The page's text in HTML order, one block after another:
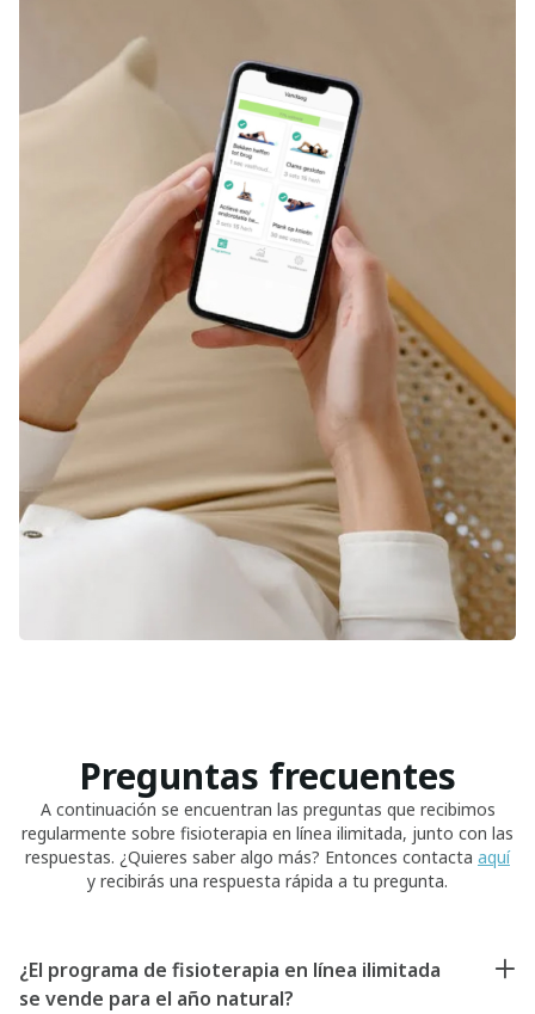
Preguntas frecuentes
A continuación se encuentran las preguntas que recibimos
regularmente sobre fisioterapia en línea ilimitada, junto con las
respuestas. ¿Quieres saber algo más? Entonces contacta aquí
y recibirás una respuesta rápida a tu pregunta.
¿El programa de fisioterapia en línea ilimitada
se vende para el año natural?